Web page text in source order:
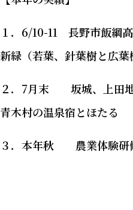
１．6/10-11 長野市飯綱
新緑（若葉、針葉樹と広
２．7月末 坂城、上田
青木村の温泉宿とほたる
３．本年秋 農業体験研